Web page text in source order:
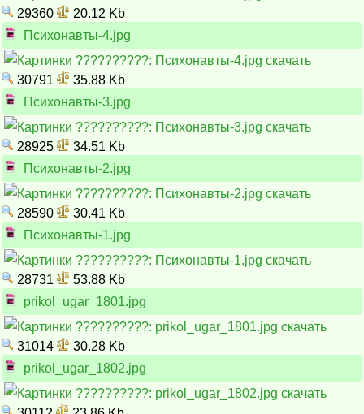
29360
20.12 Kb
Психонавты-4.jpg
30791
35.88 Kb
Психонавты-3.jpg
28925
34.51 Kb
Психонавты-2.jpg
28590
30.41 Kb
Психонавты-1.jpg
28731
53.88 Kb
prikol_ugar_1801.jpg
31014
30.28 Kb
prikol_ugar_1802.jpg